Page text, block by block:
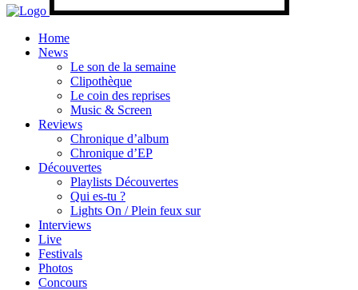
Home
News
Le son de la semaine
Clipothèque
Le coin des reprises
Music & Screen
Reviews
Chronique d’album
Chronique d’EP
Découvertes
Playlists Découvertes
Qui es-tu ?
Lights On / Plein feux sur
Interviews
Live
Festivals
Photos
Concours